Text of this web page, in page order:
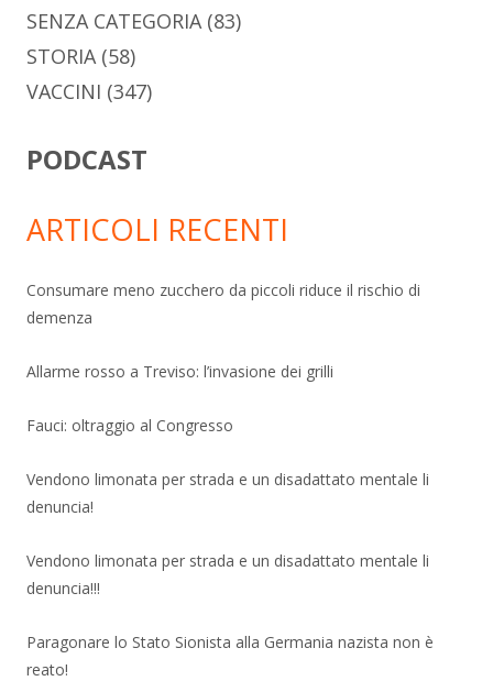
SENZA CATEGORIA (83)
STORIA (58)
VACCINI (347)
PODCAST
ARTICOLI RECENTI
Consumare meno zucchero da piccoli riduce il rischio di
demenza
Allarme rosso a Treviso: l’invasione dei grilli
Fauci: oltraggio al Congresso
Vendono limonata per strada e un disadattato mentale li
denuncia!
Vendono limonata per strada e un disadattato mentale li
denuncia!!!
Paragonare lo Stato Sionista alla Germania nazista non è
reato!